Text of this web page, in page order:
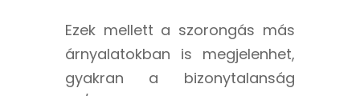
Ezek mellett a szorongás más
árnyalatokban is megjelenhet,
gyakran a bizonytalanság